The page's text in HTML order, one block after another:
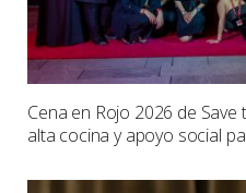
Cena en Rojo 2026 de
alta cocina y apoyo social